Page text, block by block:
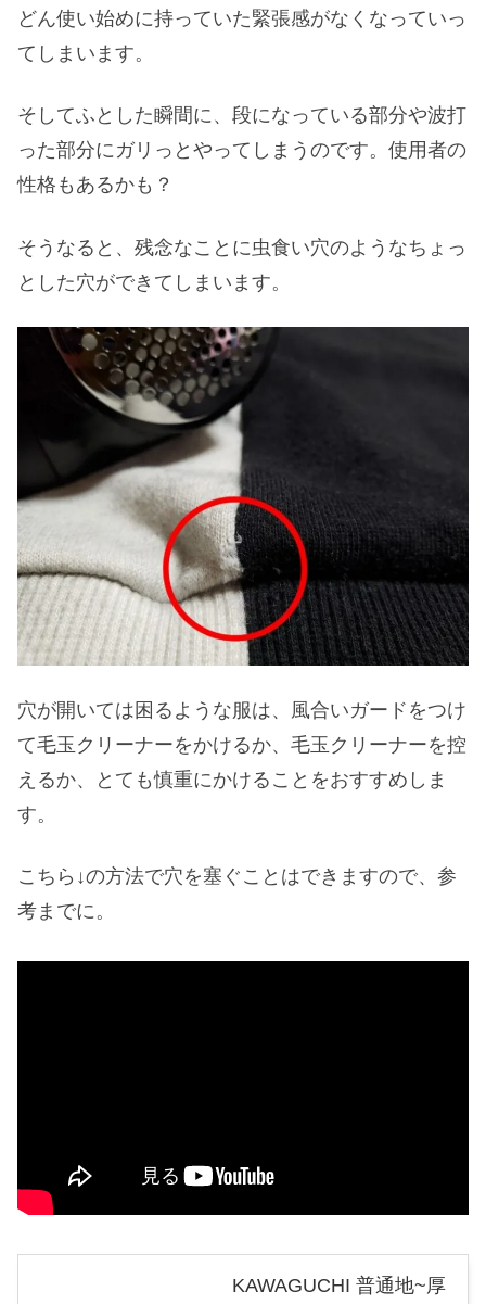
どん使い始めに持っていた緊張感がなくなっていっ
てしまいます。
そしてふとした瞬間に、段になっている部分や波打
った部分にガリっとやってしまうのです。使用者の
性格もあるかも？
そうなると、残念なことに虫食い穴のようなちょっ
とした穴ができてしまいます。
穴が開いては困るような服は、風合いガードをつけ
て毛玉クリーナーをかけるか、毛玉クリーナーを控
えるか、とても慎重にかけることをおすすめしま
す。
こちら↓の方法で穴を塞ぐことはできますので、参
考までに。
KAWAGUCHI 普通地~厚